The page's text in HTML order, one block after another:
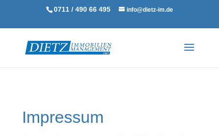
0711 / 490 66 495 info@dietz-im.de
Impressum